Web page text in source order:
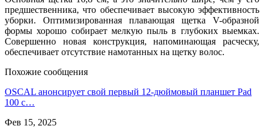
предшественника, что обеспечивает высокую эффективность
уборки. Оптимизированная плавающая щетка V-образной
формы хорошо собирает мелкую пыль в глубоких выемках.
Совершенно новая конструкция, напоминающая расческу,
обеспечивает отсутствие намотанных на щетку волос.
Похожие сообщения
OSCAL анонсирует свой первый 12-дюймовый планшет Pad
100 с…
Фев 15, 2025